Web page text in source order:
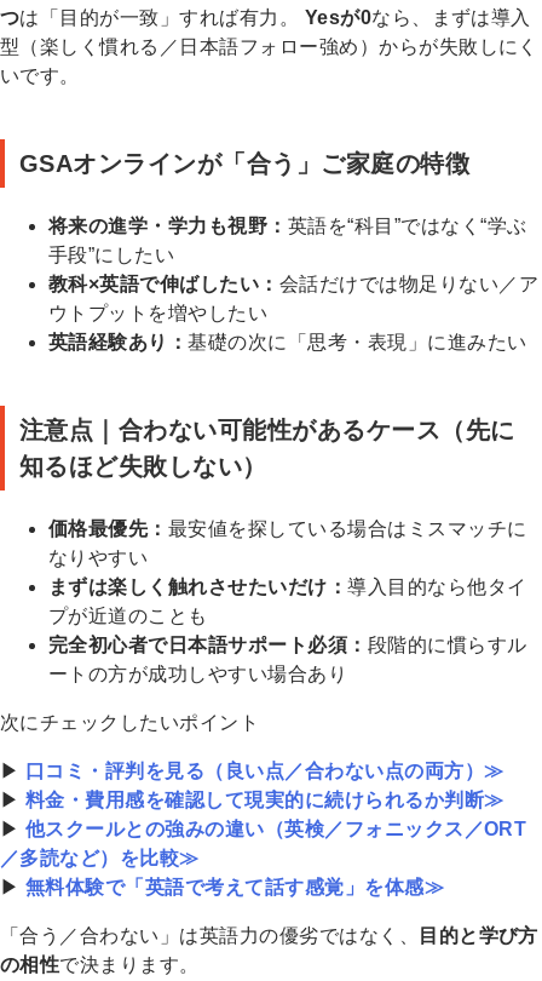
つは「目的が一致」すれば有力。 Yesが0なら、まずは導入
型（楽しく慣れる／日本語フォロー強め）からが失敗しにく
いです。
GSAオンラインが「合う」ご家庭の特徴
将来の進学・学力も視野： 英語を“科目”ではなく“学ぶ
手段”にしたい
教科×英語で伸ばしたい： 会話だけでは物足りない／ア
ウトプットを増やしたい
英語経験あり：基礎の次に「思考・表現」に進みたい
注意点｜合わない可能性があるケース（先に
知るほど失敗しない）
価格最優先： 最安値を探している場合はミスマッチに
なりやすい
まずは楽しく触れさせたいだけ：導入目的なら他タイ
プが近道のことも
完全初心者で日本語サポート必須： 段階的に慣らすル
ートの方が成功しやすい場合あり
次にチェックしたいポイント
▶
口コミ・評判を見る（良い点／合わない点の両方）≫
▶ 料金・費用感を確認して現実的に続けられるか判断≫
▶ 他スクールとの強みの違い（英検／フォニックス／ORT
／多読など）を比較≫
▶ 無料体験で「英語で考えて話す感覚」を体感≫
「合う／合わない」は英語力の優劣ではなく、
目的と学び方
の相性で決まります。